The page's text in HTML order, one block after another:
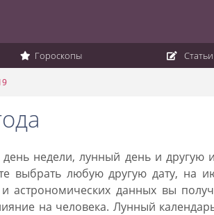
Гороскопы Статьи
недели, лунный день и
выбрать любую другую дату, на
астрономических данных вы
на человека. Лунный